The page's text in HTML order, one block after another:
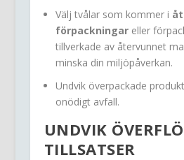
Välj tvålar som kommer i
förpackningareller
tillverkade av återvunnet
minska din miljöpåverkan.
Undvik överpackade
onödigt avfall.
UNDVIK
TILLSATSER